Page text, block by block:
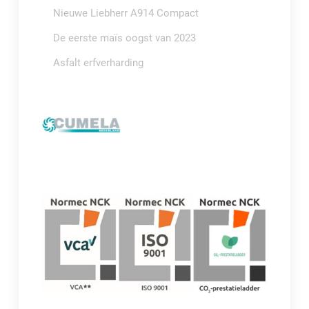
Nieuwe Liebherr A914 Compact
De eerste maïs oogst van 2023
Asfalt erfverharding